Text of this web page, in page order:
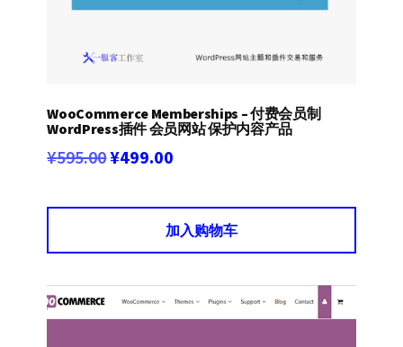
WooCommerce Memberships – 付费会员制
WordPress插件 会员网站 保护内容产品
¥595.00原
为：
¥595.00。
¥499.00
价
格
¥499.00。
加入购物车